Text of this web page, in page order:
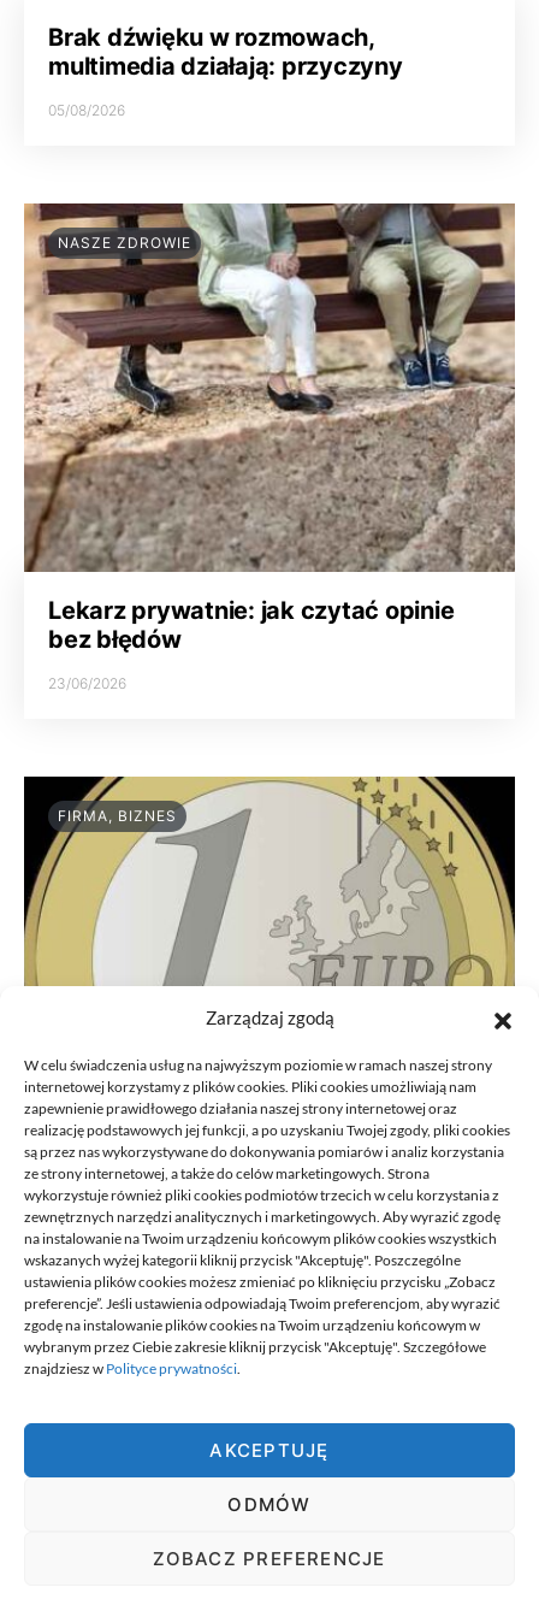
Zarządzaj zgodą
W celu świadczenia usług na najwyższym poziomie w ramach naszej strony
internetowej korzystamy z plików cookies. Pliki cookies umożliwiają nam
zapewnienie prawidłowego działania naszej strony internetowej oraz
realizację podstawowych jej funkcji, a po uzyskaniu Twojej zgody, pliki cookies
są przez nas wykorzystywane do dokonywania pomiarów i analiz korzystania
ze strony internetowej, a także do celów marketingowych. Strona
wykorzystuje również pliki cookies podmiotów trzecich w celu korzystania z
zewnętrznych narzędzi analitycznych i marketingowych. Aby wyrazić zgodę
na instalowanie na Twoim urządzeniu końcowym plików cookies wszystkich
wskazanych wyżej kategorii kliknij przycisk "Akceptuję". Poszczególne
ustawienia plików cookies możesz zmieniać po kliknięciu przycisku „Zobacz
preferencje”. Jeśli ustawienia odpowiadają Twoim preferencjom, aby wyrazić
zgodę na instalowanie plików cookies na Twoim urządzeniu końcowym w
wybranym przez Ciebie zakresie kliknij przycisk "Akceptuję". Szczegółowe
znajdziesz w Polityce prywatności.
AKCEPTUJĘ
ODMÓW
ZOBACZ PREFERENCJE
Brak dźwięku w rozmowach,
multimedia działają: przyczyny
05/08/2026
NASZE ZDROWIE
Lekarz prywatnie: jak czytać opinie
bez błędów
23/06/2026
FIRMA, BIZNES
Przeniesienie księgowości JDG do
nowego biura: kroki
21/06/2026
Best.
Best. to miejsce w którym znajdziesz informacje najlepiej dobrane
do ciebie. To miejsce na wyselekcjonowane, wartościowe